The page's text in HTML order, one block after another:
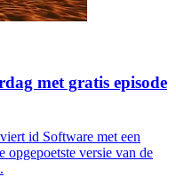
met gratis episode
id Software met een
versie van de